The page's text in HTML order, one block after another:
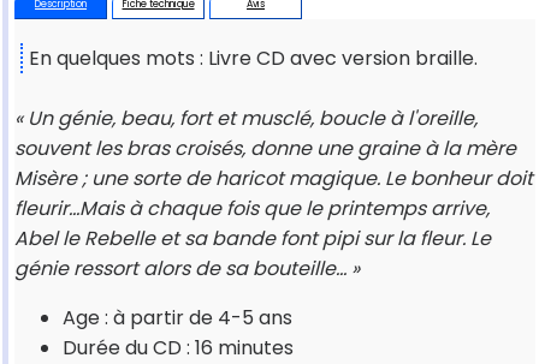
Description Fiche technique Avis
En quelques mots : Livre CD avec version braille.
« Un génie, beau, fort et musclé, boucle à l'oreille,
souvent les bras croisés, donne une graine à la mère
Misère ; une sorte de haricot magique. Le bonheur doit
fleurir…Mais à chaque fois que le printemps arrive,
Abel le Rebelle et sa bande font pipi sur la fleur. Le
génie ressort alors de sa bouteille… »
Age : à partir de 4-5 ans
Durée du CD : 16 minutes